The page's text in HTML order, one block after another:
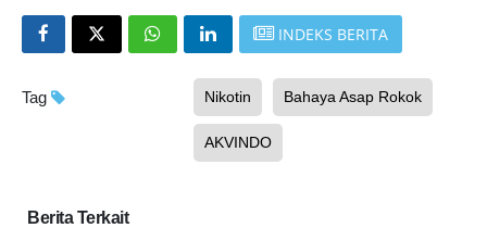
INDEKS BERITA
Tag Nikotin Bahaya Asap Rokok
AKVINDO
Berita Terkait